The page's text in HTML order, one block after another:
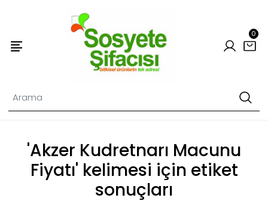
0
'Akzer Kudretnarı Macunu
Fiyatı' kelimesi için etiket
sonuçları